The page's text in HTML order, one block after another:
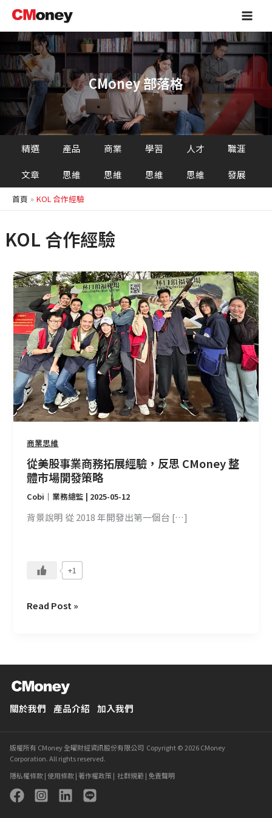
主
容
Main
CMoney 部落格
精選
文章
產品
思維
商業
思維
學習
思維
人才
思維
職涯
發展
首頁 KOL 合作經驗
KOL 合作經驗
商業思維
從美股事業商務拓展經驗，反思 CMoney 整
體市場開發策略
Cobi｜業務總監 | 2025-05-12
背景說明 從 2018 年開發出第一個台 […]
+1
從
美
股
事
業
商
務
拓
展
經
驗，
反
CMoney
整
體
市
場
Read Post »
關於我們 產品介紹 加入我們
版權所有 CMoney 全曜財經資訊股份有限公司 Copyright © 2026 CMoney
Corporation. All rights reserved.
隱私權條款|使用條款| 著作權政策| 社群規範 | 免責聲明